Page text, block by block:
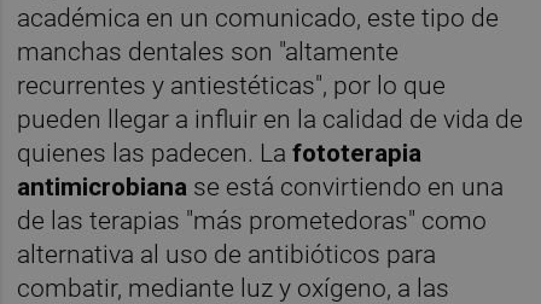
académica en un comunicado, este tipo de
manchas dentales son "altamente
recurrentes y antiestéticas", por lo que
pueden llegar a influir en la calidad de vida de
quienes las padecen. La fototerapia
antimicrobiana se está convirtiendo en una
de las terapias "más prometedoras" como
alternativa al uso de antibióticos para
combatir, mediante luz y oxígeno, a las